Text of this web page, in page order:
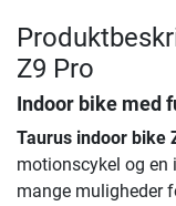
Z9 Pro
Indoor bike med
Taurus indoor bike
motionscykel og en
mange muligheder